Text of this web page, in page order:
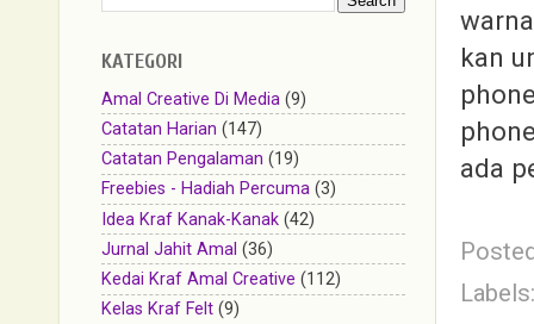
kan
ada
KATEGORI
Amal Creative Di Media (9)
Catatan Harian (147)
Catatan Pengalaman (19)
Freebies - Hadiah Percuma (3)
Idea Kraf Kanak-Kanak (42)
Jurnal Jahit Amal (36)
Kedai Kraf Amal Creative (112)
Kelas Kraf Felt (9)